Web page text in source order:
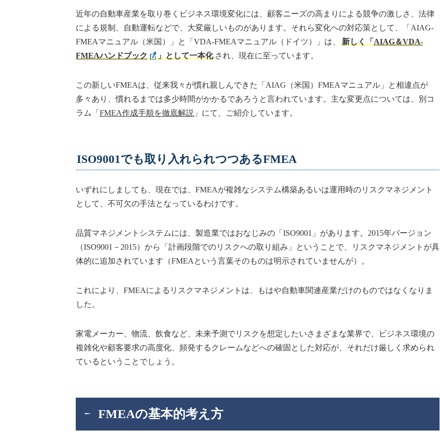
近年の自動車産業を取り巻くビジネス環境変化には、顧客ニーズの高まりによる競争の激しさ、法律
による規制、自動運転などで、大変厳しいものがあります。それら変化への対応策として、「AIAG-
FMEAマニュアル（米国）」と「VDA-FMEAマニュアル（ドイツ）」は、
新しく「AIAG＆VDA-
FMEAハンドブック
」として一本化 され、現在に至っています。
この新しいFMEAは、従来我々が慣れ親しんできた「AIAG（米国）FMEAマニュアル」と相違点が
多々あり、慣れるまでは多少時間がかかるであろうと言われています。主な変更点については、別コ
ラム「 FMEA作成手順を徹底解説 」にて、ご紹介しています。
ISO9001でも取り入れられつつあるFMEA
いずれにしましても、現在では、FMEAが複雑なシステム構築あるいは運用時のリスクマネジメント
として、不可欠の手法となっているわけです。
品質マネジメントシステムには、製造業ではおなじみの「ISO9001」があります。2015年バージョン
（ISO9001－2015）から「計画段階でのリスクへの取り組み」ということで、リスクマネジメントが具
体的に追加されています（FMEAという言葉そのものは明示されていませんが）。
これにより、FMEAによるリスクマネジメントは、もはや自動車関連産業だけのものではなくなりま
した。
家電メーカー、物流、飲食など、未来予測でリスクを想定したいさまざまな業界で、ビジネス環境の
複雑化や顧客要求の高度化、頻発するクレームなどへの確固とした対応が、それだけ厳しく求められ
ているということでしょう。
FMEAの基本的考え方